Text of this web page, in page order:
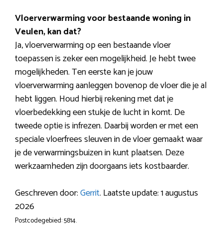
Vloerverwarming voor bestaande woning in
Veulen, kan dat?
Ja, vloerverwarming op een bestaande vloer
toepassen is zeker een mogelijkheid. Je hebt twee
mogelijkheden. Ten eerste kan je jouw
vloerverwarming aanleggen bovenop de vloer die je al
hebt liggen. Houd hierbij rekening met dat je
vloerbedekking een stukje de lucht in komt. De
tweede optie is infrezen. Daarbij worden er met een
speciale vloerfrees sleuven in de vloer gemaakt waar
je de verwarmingsbuizen in kunt plaatsen. Deze
werkzaamheden zijn doorgaans iets kostbaarder.
Geschreven door:Gerrit. Laatste update: 1 augustus
2026
Postcodegebied: 5814.